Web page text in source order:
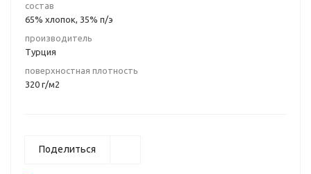
состав
65% хлопок, 35% п/э
производитель
Турция
поверхностная плотность
320 г/м2
Поделиться